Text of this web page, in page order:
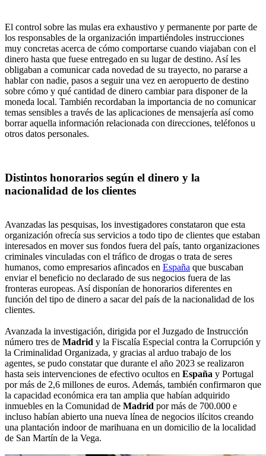
El control sobre las mulas era exhaustivo y permanente por parte de
los responsables de la organización impartiéndoles instrucciones
muy concretas acerca de cómo comportarse cuando viajaban con el
dinero hasta que fuese entregado en su lugar de destino. Así les
obligaban a comunicar cada novedad de su trayecto, no pararse a
hablar con nadie, pasos a seguir una vez en aeropuerto de destino
sobre cómo y qué cantidad de dinero cambiar para disponer de la
moneda local. También recordaban la importancia de no comunicar
temas sensibles a través de las aplicaciones de mensajería así como
borrar aquella información relacionada con direcciones, teléfonos u
otros datos personales.
Distintos honorarios según el dinero y la
nacionalidad de los clientes
Avanzadas las pesquisas, los investigadores constataron que esta
organización ofrecía sus servicios a todo tipo de clientes que estaban
interesados en mover sus fondos fuera del país, tanto organizaciones
criminales vinculadas con el tráfico de drogas o trata de seres
humanos, como empresarios afincados en España que buscaban
enviar el beneficio no declarado de sus negocios fuera de las
fronteras europeas. Así disponían de honorarios diferentes en
función del tipo de dinero a sacar del país de la nacionalidad de los
clientes.
Avanzada la investigación, dirigida por el Juzgado de Instrucción
número tres de Madrid y la Fiscalía Especial contra la Corrupción y
la Criminalidad Organizada, y gracias al arduo trabajo de los
agentes, se pudo constatar que durante el año 2023 se realizaron
hasta seis intervenciones de efectivo ocultos en España y Portugal
por más de 2,6 millones de euros. Además, también confirmaron que
la capacidad económica era tan amplia que habían adquirido
inmuebles en la Comunidad de Madrid por más de 700.000 e
incluso habían abierto una nueva línea de negocios ilícitos creando
una plantación indoor de marihuana en un domicilio de la localidad
de San Martín de la Vega.